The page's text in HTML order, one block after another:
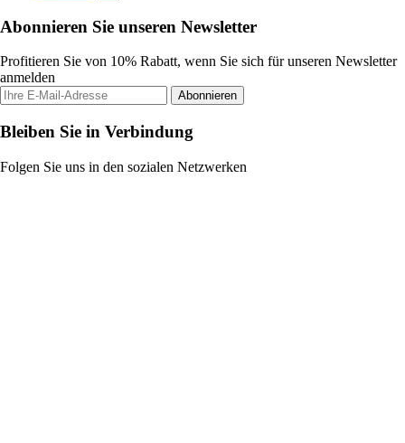
Abonnieren Sie unseren Newsletter
Profitieren Sie von 10% Rabatt, wenn Sie sich für unseren Newsletter
anmelden
Abonnieren
Bleiben Sie in Verbindung
Folgen Sie uns in den sozialen Netzwerken